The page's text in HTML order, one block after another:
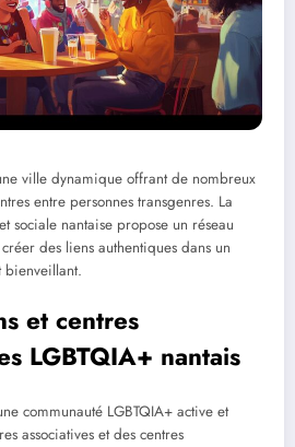
ville dynamique offrant de nombreux
entre personnes transgenres. La
sociale nantaise propose un réseau
des liens authentiques dans un
bienveillant.
et centres
LGBTQIA+ nantais
communauté LGBTQIA+ active et
associatives et des centres